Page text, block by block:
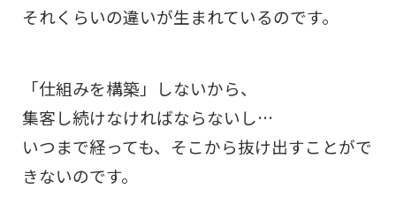
それくらいの違いが生まれているのです。
「仕組みを構築」しないから、
集客し続けなければならないし…
いつまで経っても、そこから抜け出すことがで
きないのです。